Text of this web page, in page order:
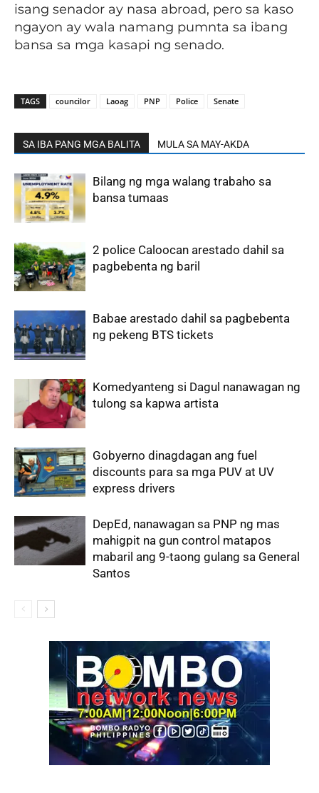
isang senador ay nasa abroad, pero sa kaso
ngayon ay wala namang pumnta sa ibang
bansa sa mga kasapi ng senado.
TAGS councilor Laoag PNP Police Senate
SA IBA PANG MGA BALITA MULA SA MAY-AKDA
Bilang ng mga walang trabaho sa
bansa tumaas
2 police Caloocan arestado dahil sa
pagbebenta ng baril
Babae arestado dahil sa pagbebenta
ng pekeng BTS tickets
Komedyanteng si Dagul nanawagan ng
tulong sa kapwa artista
Gobyerno dinagdagan ang fuel
discounts para sa mga PUV at UV
express drivers
DepEd, nanawagan sa PNP ng mas
mahigpit na gun control matapos
mabaril ang 9-taong gulang sa General
Santos